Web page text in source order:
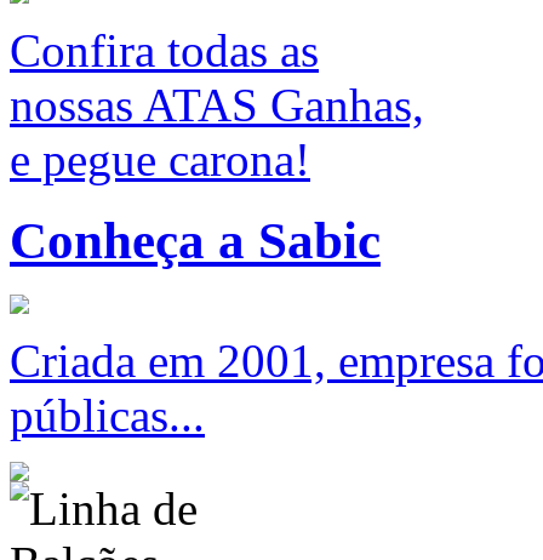
Confira todas as
nossas ATAS Ganhas,
e pegue carona!
Conheça a Sabic
Criada em 2001, empresa
públicas...